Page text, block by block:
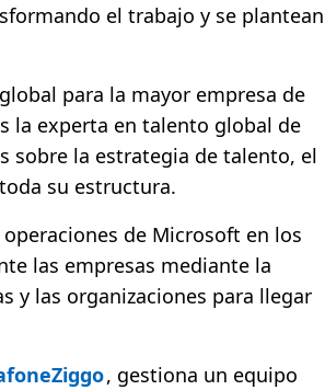
el trabajo y se plantean
para la mayor empresa de
la experta en talento global de
sobre la estrategia de talento, el
su estructura.
de Microsoft en los
las empresas mediante la
y las organizaciones para llegar
, gestiona un equipo